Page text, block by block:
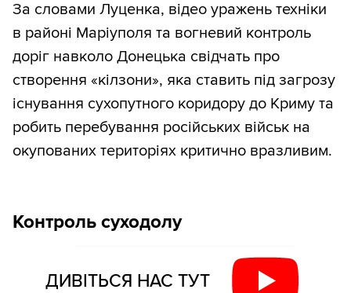
За словами Луценка, відео уражень техніки
в районі Маріуполя та вогневий контроль
доріг навколо Донецька свідчать про
створення «кілзони», яка ставить під загрозу
існування сухопутного коридору до Криму та
робить перебування російських військ на
окупованих територіях критично вразливим.
Контроль суходолу
ДИВІТЬСЯ НАС ТУТ